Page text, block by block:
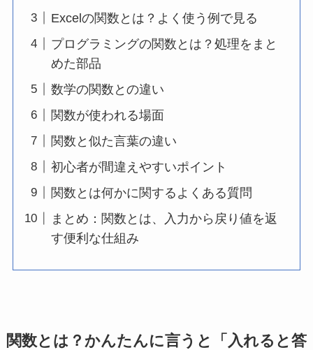
Excelの関数とは？よく使う例で見る
プログラミングの関数とは？処理をまと
めた部品
数学の関数との違い
関数が使われる場面
関数と似た言葉の違い
初心者が間違えやすいポイント
関数とは何かに関するよくある質問
まとめ：関数とは、入力から戻り値を返
す便利な仕組み
関数とは？かんたんに言うと「入れると答